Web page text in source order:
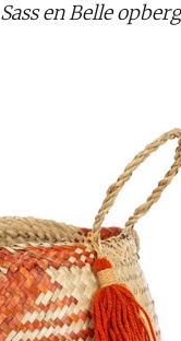
Sass en Belle